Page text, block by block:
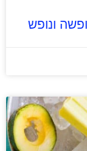
ונופש